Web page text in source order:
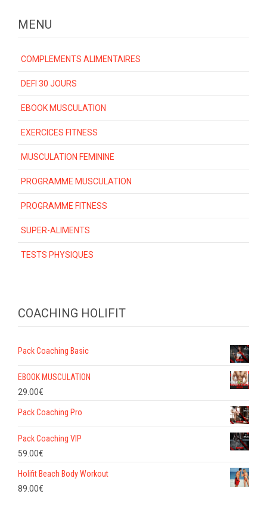
MENU
COMPLEMENTS ALIMENTAIRES
DEFI 30 JOURS
EBOOK MUSCULATION
EXERCICES FITNESS
MUSCULATION FEMININE
PROGRAMME MUSCULATION
PROGRAMME FITNESS
SUPER-ALIMENTS
TESTS PHYSIQUES
COACHING HOLIFIT
Pack Coaching Basic
EBOOK MUSCULATION
29.00€
Pack Coaching Pro
Pack Coaching VIP
59.00€
Holifit Beach Body Workout
89.00€